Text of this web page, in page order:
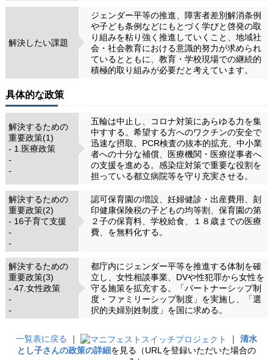
解決したい課題
ジェンダー平等の推進、障害者差別解消条例
や子ども条例などにもとづく学びと啓発の取
り組みを粘り強く推進していくこと、地域社
会・社会教育における意識的努力が求められ
ているとともに、教育・学校現場での継続的
積極的取り組みが必要だと考えています。
具体的な政策
解決するための
重要政策(1)
- 1.医療政策
-
-
五輪は中止し、コロナ対策にあらゆる力を集
中すする。希望する方へのワクチンの安全で
迅速な摂取、PCR検査の抜本的拡充、中小業
者への十分な補償、医療機関・医療従事者へ
の支援を進める。感染症対策で重要な役割を
担っている都立病院等を守り充実させる。
解決するための
重要政策(2)
- 16子育て支援
-
-
認可保育園の増設、妊婦健診・出産費用、刻
印健康保険税の子どもの均等割、保育園の第
２子の保育料、学校給食、１８歳までの医療
費、を無料化する。
解決するための
重要政策(3)
- 47.女性政策
-
-
都庁内にジェンダー平等を推進する体制を確
立し、女性相談事業、DVや性犯罪から女性を
守る施策を拡充する。「パートナーシップ制
度・ファミリーシップ制度」を実施し、「選
択的夫婦別姓制度」を国に求める。
一覧表に戻る ｜ ｜ 清水
とし子さんの政策の詳細を見る（URLを登録いただいた場合の